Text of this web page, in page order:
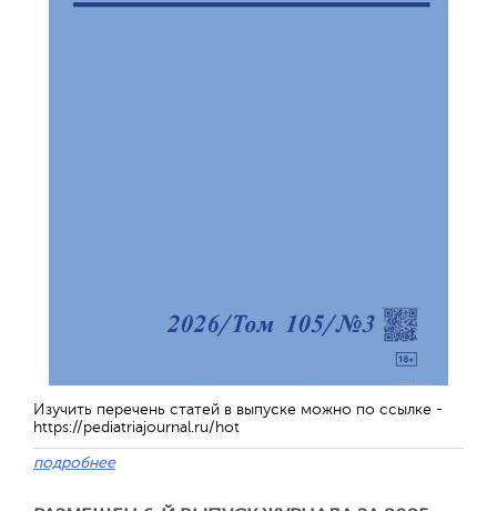
Изучить перечень статей в выпуске можно по ссылке -
https://pediatriajournal.ru/hot
подробнее